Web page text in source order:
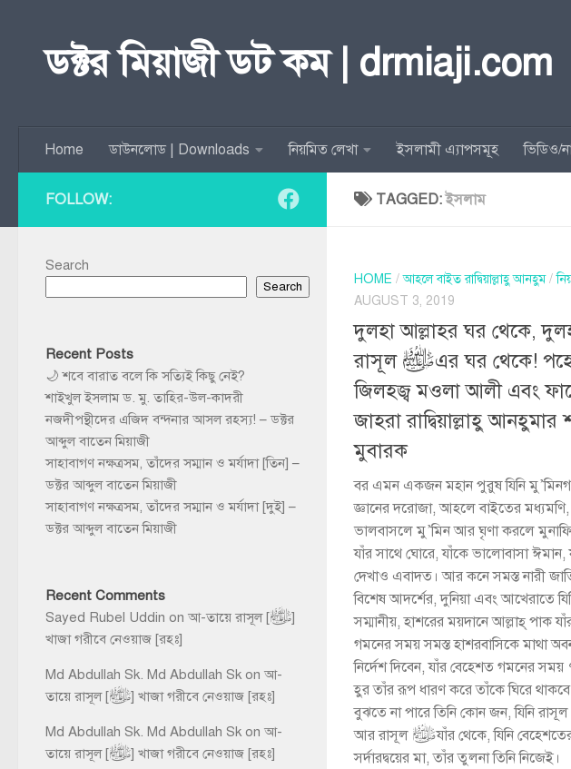
ডক্টর মিয়াজী ডট কম | drmiaji.com
Home ডাউনলোড | Downloads নিয়মিত লেখা ইসলামী এ্যাপসমূহ ভিডিও/
TAGGED:ইসলাম
HOME /আহলে বাইত রাদ্বিয়াল্লাহু আনহুম/
AUGUST 3, 2019
দুলহা আল্লাহর ঘর থেকে,
রাসূল ﷺ এর ঘর থেকে! পহেলা
জিলহজ্ব মওলা আলী এবং
জাহরা রাদ্বিয়াল্লাহু আনহুমার
মুবারক
বর এমন একজন মহান পুরুষ যিনি
জ্ঞানের দরোজা, আহলে বাইতের মধ্যমণি,
ভালবাসলে মু’মিন আর ঘৃণা করলে
যাঁর সাথে ঘোরে, যাঁকে ভালোবাসা ঈমান,
দেখাও এবাদত। আর কনে সমস্ত নারী
বিশেষ আদর্শের, দুনিয়া এবং আখেরাতে
সম্মানীয়, হাশরের ময়দানে আল্লাহ্‌ পাক
গমনের সময় সমস্ত হাশরবাসিকে মাথা
নির্দেশ দিবেন, যাঁর বেহেশত গমনের সময়
হুর তাঁর রূপ ধারণ করে তাঁকে ঘিরে
বুঝতে না পারে তিনি কোন জন, যিনি রাসূল ﷺ থেকে
আর রাসূল ﷺ যাঁর থেকে, যিনি বেহেশতের যুবকদের
সর্দারদ্বয়ের মা, তাঁর তুলনা তিনি নিজেই।
FOLLOW:
Search
Search
Recent Posts
🌙 শবে বারাত বলে কি সত্যিই কিছু নেই?
শাইখুল ইসলাম ড. মু. তাহির-উল-কাদরী
নজদীপন্থীদের এজিদ বন্দনার আসল রহস্য! – ডক্টর
আব্দুল বাতেন মিয়াজী
সাহাবাগণ নক্ষত্রসম, তাঁদের সম্মান ও মর্যাদা [তিন] –
ডক্টর আব্দুল বাতেন মিয়াজী
সাহাবাগণ নক্ষত্রসম, তাঁদের সম্মান ও মর্যাদা [দুই] –
ডক্টর আব্দুল বাতেন মিয়াজী
Recent Comments
Sayed Rubel Uddin on আ-তায়ে রাসূল [ﷺ]
খাজা গরীবে নেওয়াজ [রহঃ]
Md Abdullah Sk. Md Abdullah Sk on আ-
তায়ে রাসূল [ﷺ] খাজা গরীবে নেওয়াজ [রহঃ]
Md Abdullah Sk. Md Abdullah Sk on আ-
তায়ে রাসূল [ﷺ] খাজা গরীবে নেওয়াজ [রহঃ]